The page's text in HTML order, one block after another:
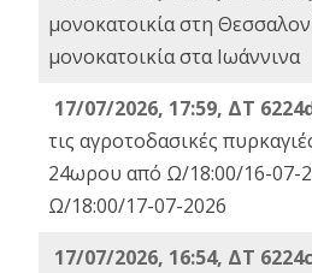
μονοκατοικία στη
μονοκατοικία στα Ιωάννινα
17/07/2026, 17:59, ΔΤ
τις αγροτοδασικές
24ωρου από Ω/18:00/16-07-
Ω/18:00/17-07-2026
17/07/2026, 16:54, ΔΤ